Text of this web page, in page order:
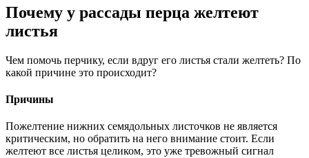
Почему у рассады перца желтеют
листья
Чем помочь перчику, если вдруг его листья стали желтеть? По
какой причине это происходит?
Причины
Пожелтение нижних семядольных листочков не является
критическим, но обратить на него внимание стоит. Если
желтеют все листья целиком, это уже тревожный сигнал